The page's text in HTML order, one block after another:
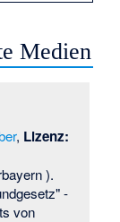
Medien
, Lizenz:
).
-
von